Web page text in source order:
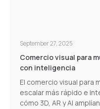
September 27, 2025
Comercio visual para
con inteligencia
El comercio visual para
escalar más rápido e
cómo 3D, AR y AI